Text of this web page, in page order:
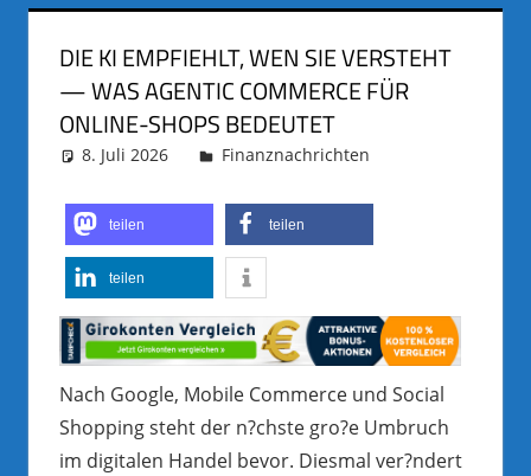
DIE KI EMPFIEHLT, WEN SIE VERSTEHT
— WAS AGENTIC COMMERCE FÜR
ONLINE-SHOPS BEDEUTET
8. Juli 2026 adminus
Finanznachrichten
teilen teilen
teilen
Nach Google, Mobile Commerce und Social
Shopping steht der n?chste gro?e Umbruch
im digitalen Handel bevor. Diesmal ver?ndert